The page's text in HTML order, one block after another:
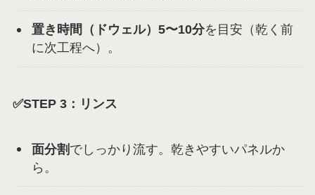
置き時間（ドウェル）5〜10分を目安（乾く前
に次工程へ）。
✅STEP 3：リンス
面分割 でしっかり流す。乾きやすいパネルか
ら。